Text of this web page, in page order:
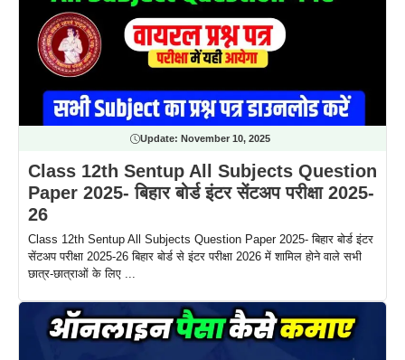
Update: November 10, 2025
Class 12th Sentup All Subjects Question
Paper 2025- बिहार बोर्ड इंटर सेंटअप परीक्षा 2025-
26
Class 12th Sentup All Subjects Question Paper 2025- बिहार बोर्ड इंटर
सेंटअप परीक्षा 2025-26 बिहार बोर्ड से इंटर परीक्षा 2026 में शामिल होने वाले सभी
छात्र-छात्राओं के लिए ...